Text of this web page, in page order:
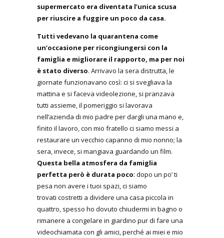
supermercato era diventata l’unica scusa
per riuscire a fuggire un poco da casa.
Tutti vedevano la quarantena come
un’occasione per ricongiungersi con la
famiglia e migliorare il rapporto, ma per noi
è stato diverso. Arrivavo la sera distrutta, le
giornate funzionavano così: ci si svegliava la
mattina e si faceva videolezione, si pranzava
tutti assieme, il pomeriggio si lavorava
nell’azienda di mio padre per dargli una mano e,
finito il lavoro, con mio fratello ci siamo messi a
restaurare un vecchio capanno di mio nonno; la
sera, invece, si mangiava guardando un film.
Questa bella atmosfera da famiglia
perfetta però è durata poco: dopo un po’ ti
pesa non avere i tuoi spazi, ci siamo
trovati costretti a dividere una casa piccola in
quattro, spesso ho dovuto chiudermi in bagno o
rimanere a congelare in giardino pur di fare una
videochiamata con gli amici, perché ai miei e mio